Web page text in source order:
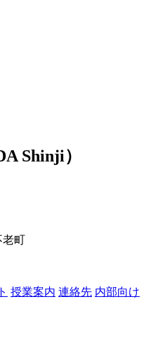
Shinji）
老町
授業案内 連絡先 内部向け